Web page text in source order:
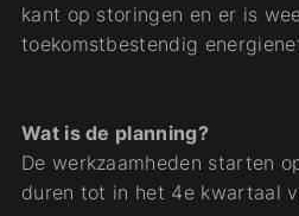
kant op storingen en er is
toekomstbestendig
Wat is de planning?
De werkzaamheden starten
duren tot in het 4e kwartaal